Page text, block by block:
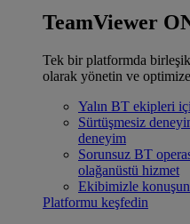
TeamViewer
Tek bir platformda birleşik
olarak yönetin ve
Yalın BT ekipleri
Sürtüşmesiz
deneyim
Sorunsuz BT
olağanüstü hizmet
Ekibimizle konuşun
Platformu keşfedin